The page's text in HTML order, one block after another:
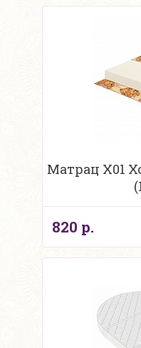
Матрац Х01
820 р.